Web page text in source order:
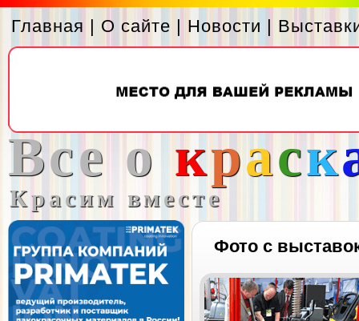
Главная | О сайте | Новости |
Все о краск
Красим вместе
Фото с